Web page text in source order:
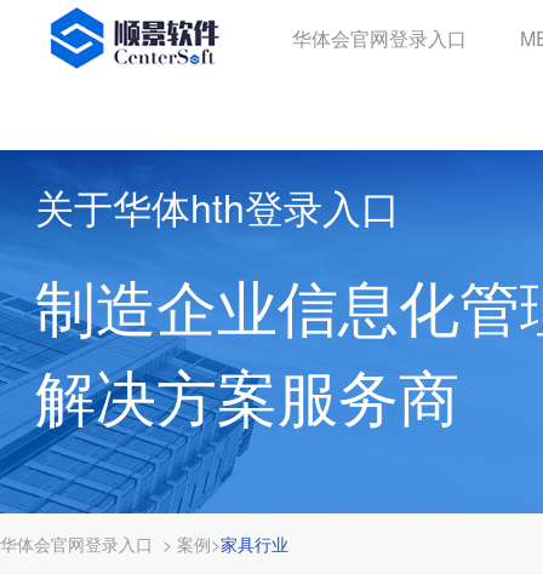
华体会官网登录入口
华体会官网登录入口
关于华体hth登录入口
制造企业信息化管
解决方案服务商
华体会官网登录入口 > 案例>家具行业